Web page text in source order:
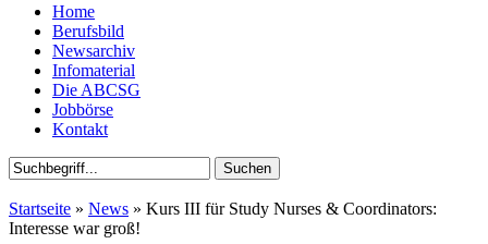
Home
Berufsbild
Newsarchiv
Infomaterial
Die ABCSG
Jobbörse
Kontakt
Startseite » News » Kurs III für Study Nurses & Coordinators:
Interesse war groß!